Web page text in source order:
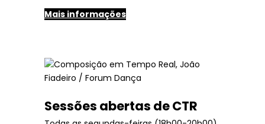
Mais informações
Sessões abertas de CTR